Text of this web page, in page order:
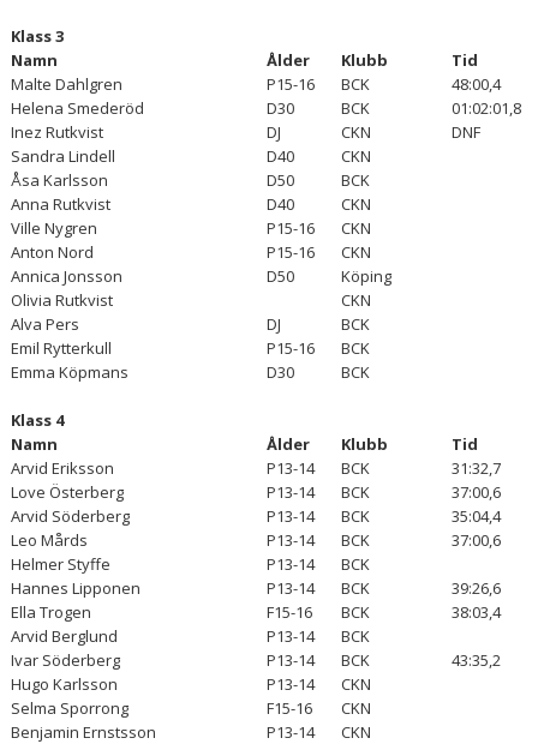
Klass 3
Namn
Ålder Klubb
Tid
Malte Dahlgren
P15-16 BCK
48:00,4
Helena Smederöd
D30 BCK
01:02:01,8
Inez Rutkvist
DJ CKN
DNF
Sandra Lindell
D40
CKN
Åsa Karlsson
D50
BCK
Anna Rutkvist
D40
CKN
Ville Nygren
P15-16
CKN
Anton Nord
P15-16
CKN
Annica Jonsson
D50
Köping
Olivia Rutkvist
CKN
Alva Pers
DJ
BCK
Emil Rytterkull
P15-16
BCK
Emma Köpmans
D30 BCK
Klass 4
Namn
Ålder Klubb
Tid
Arvid Eriksson
P13-14 BCK
31:32,7
Love Österberg
P13-14 BCK
37:00,6
Arvid Söderberg
P13-14 BCK
35:04,4
Leo Mårds
P13-14 BCK
37:00,6
Helmer Styffe
P13-14
BCK
Hannes Lipponen
P13-14 BCK
39:26,6
Ella Trogen
F15-16 BCK
38:03,4
Arvid Berglund
P13-14
BCK
Ivar Söderberg
P13-14 BCK
43:35,2
Hugo Karlsson
P13-14
CKN
Selma Sporrong
F15-16
CKN
Benjamin Ernstsson
P13-14
CKN